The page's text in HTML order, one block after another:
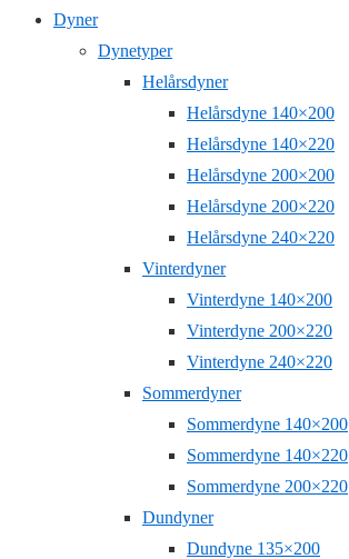
Dyner
Dynetyper
Helårsdyner
Helårsdyne 140×200
Helårsdyne 140×220
Helårsdyne 200×200
Helårsdyne 200×220
Helårsdyne 240×220
Vinterdyner
Vinterdyne 140×200
Vinterdyne 200×220
Vinterdyne 240×220
Sommerdyner
Sommerdyne 140×200
Sommerdyne 140×220
Sommerdyne 200×220
Dundyner
Dundyne 135×200